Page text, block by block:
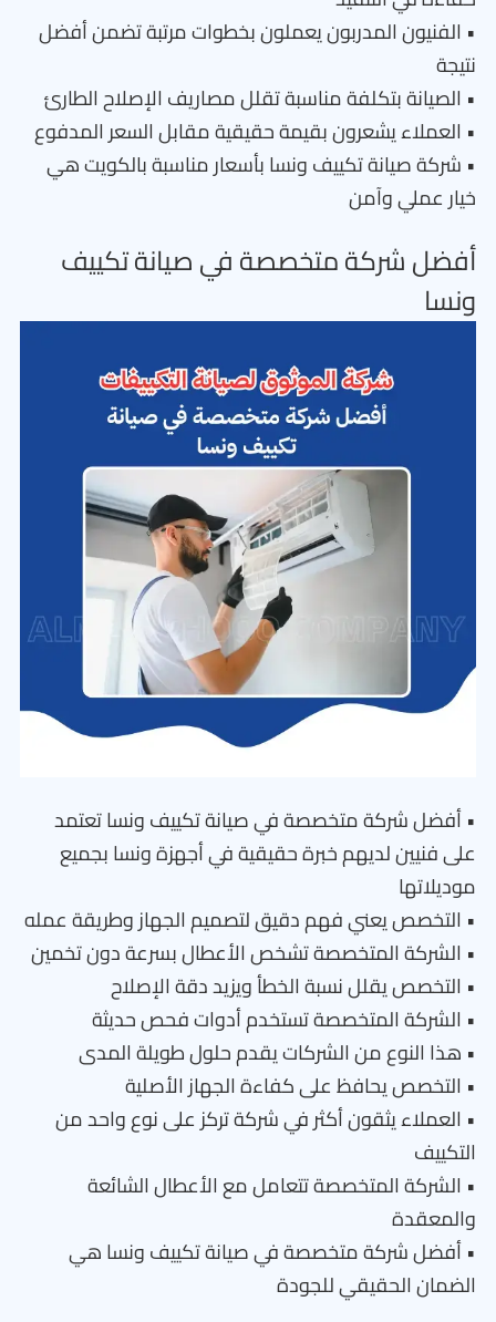
• الفنيون المدربون يعملون بخطوات مرتبة تضمن أفضل
نتيجة
• الصيانة بتكلفة مناسبة تقلل مصاريف الإصلاح الطارئ
• العملاء يشعرون بقيمة حقيقية مقابل السعر المدفوع
• شركة صيانة تكييف ونسا بأسعار مناسبة بالكويت هي
خيار عملي وآمن
أفضل شركة متخصصة في صيانة تكييف
ونسا
• أفضل شركة متخصصة في صيانة تكييف ونسا تعتمد
على فنيين لديهم خبرة حقيقية في أجهزة ونسا بجميع
موديلاتها
• التخصص يعني فهم دقيق لتصميم الجهاز وطريقة عمله
• الشركة المتخصصة تشخص الأعطال بسرعة دون تخمين
• التخصص يقلل نسبة الخطأ ويزيد دقة الإصلاح
• الشركة المتخصصة تستخدم أدوات فحص حديثة
• هذا النوع من الشركات يقدم حلول طويلة المدى
• التخصص يحافظ على كفاءة الجهاز الأصلية
• العملاء يثقون أكثر في شركة تركز على نوع واحد من
التكييف
• الشركة المتخصصة تتعامل مع الأعطال الشائعة
والمعقدة
• أفضل شركة متخصصة في صيانة تكييف ونسا هي
الضمان الحقيقي للجودة